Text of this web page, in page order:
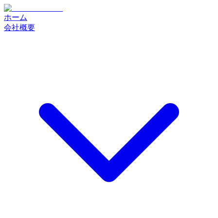
ホーム
会社概要